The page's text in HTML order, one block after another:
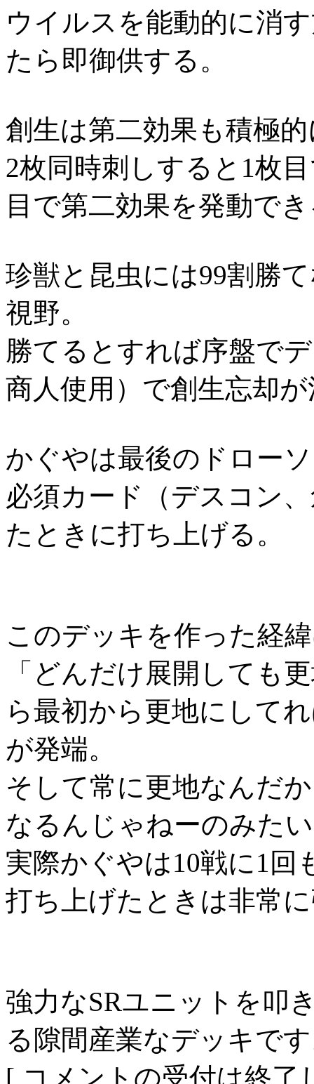
ウイルスを能動的に消
たら即御供する。
創生は第二効果も積極
2枚同時刺しすると1枚
目で第二効果を発動で
珍獣と昆虫には99割勝
視野。
勝てるとすれば序盤で
商人使用）で創生忘却
かぐやは最後のドロー
必須カード（デスコン
たときに打ち上げる。
このデッキを作った経
「どんだけ展開しても
ら最初から更地にして
が発端。
そして常に更地なんだ
なるんじゃねーのみた
実際かぐやは10戦に1回
打ち上げたときは非常
強力なSRユニットを叩
る隙間産業なデッキで
[ コメントの受付は終了